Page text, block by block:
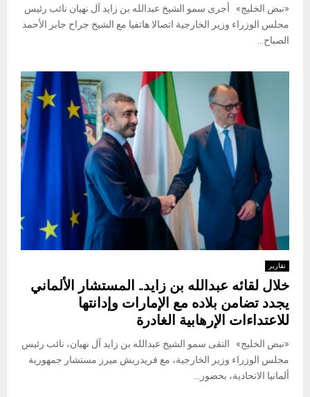
«نبض الخليج» أجرى سمو الشيخ عبدالله بن زايد آل نهيان نائب رئيس
مجلس الوزراء وزير الخارجية اتصالا هاتفيا مع الشيخ جراح جابر الأحمد
الصباح...
تقارير
خلال لقائه عبدالله بن زايد.. المستشار الألماني
يجدد تضامن بلاده مع الإمارات وإدانتها
للاعتداءات الإرهابية الغادرة
«نبض الخليج» التقى سمو الشيخ عبدالله بن زايد آل نهيان، نائب رئيس
مجلس الوزراء وزير الخارجية، مع فريدريش ميرز مستشار جمهورية
ألمانيا الاتحادية، بحضور...